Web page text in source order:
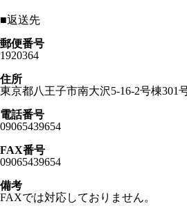
■返送先
郵便番号
1920364
住所
東京都八王子市南大沢5-16-2号棟301
電話番号
09065439654
FAX番号
09065439654
備考
FAXでは対応しておりません。